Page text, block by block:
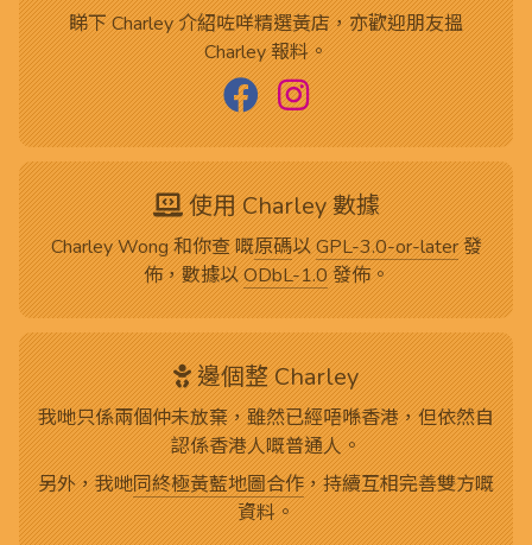
睇下 Charley 介紹咗咩精選黃店，亦歡迎朋友搵
Charley 報料。
使用 Charley 數據
Charley Wong 和你查 嘅原碼以GPL-3.0-or-later發
佈，數據以ODbL-1.0發佈。
邊個整 Charley
我哋只係兩個仲未放棄，雖然已經唔喺香港，但依然自
認係香港人嘅普通人。
另外，我哋同終極黃藍地圖合作，持續互相完善雙方嘅
資料。